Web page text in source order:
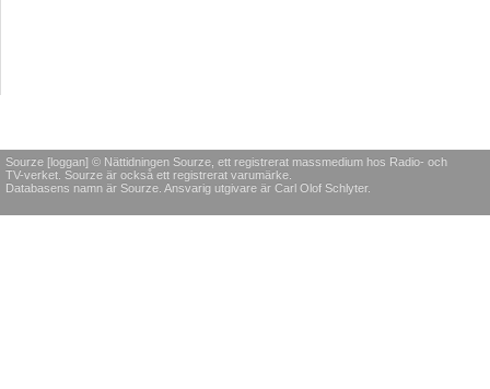
Sourze [loggan] © Nättidningen Sourze, ett registrerat massmedium hos Radio- och
TV-verket. Sourze är också ett registrerat varumärke.
Databasens namn är Sourze. Ansvarig utgivare är Carl Olof Schlyter.